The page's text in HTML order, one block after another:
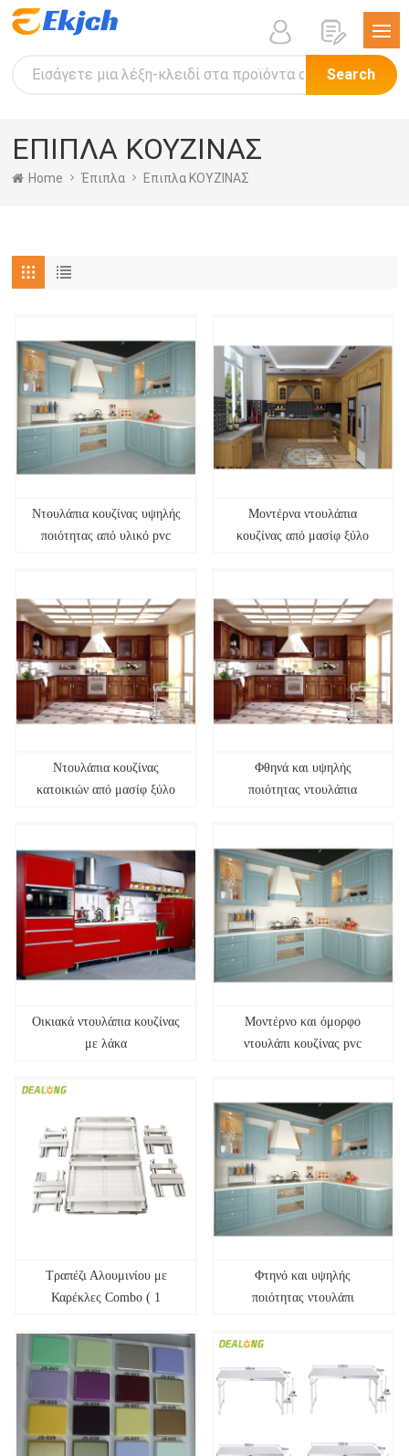
Search
ΕΠΙΠΛΑ ΚΟΥΖΙΝΑΣ
Home Έπιπλα Επιπλα ΚΟΥΖΙΝΑΣ
Ντουλάπια κουζίνας υψηλής
ποιότητας από υλικό pvc
Μοντέρνα ντουλάπια
κουζίνας από μασίφ ξύλο
Ντουλάπια κουζίνας
κατοικιών από μασίφ ξύλο
Φθηνά και υψηλής
ποιότητας ντουλάπια
Οικιακά ντουλάπια κουζίνας
με λάκα
Μοντέρνο και όμορφο
ντουλάπι κουζίνας pvc
Τραπέζι Αλουμινίου με
Καρέκλες Combo ( 1
Φτηνό και υψηλής
ποιότητας ντουλάπι